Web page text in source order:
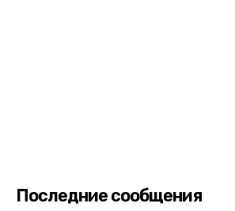
Последние сообщения